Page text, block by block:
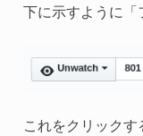
下に示すように
これをクリック